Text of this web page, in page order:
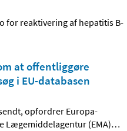
for reaktivering af hepatitis B-
at offentliggøre
i EU-databasen
opfordrer Europa-
Lægemiddelagentur (EMA)…